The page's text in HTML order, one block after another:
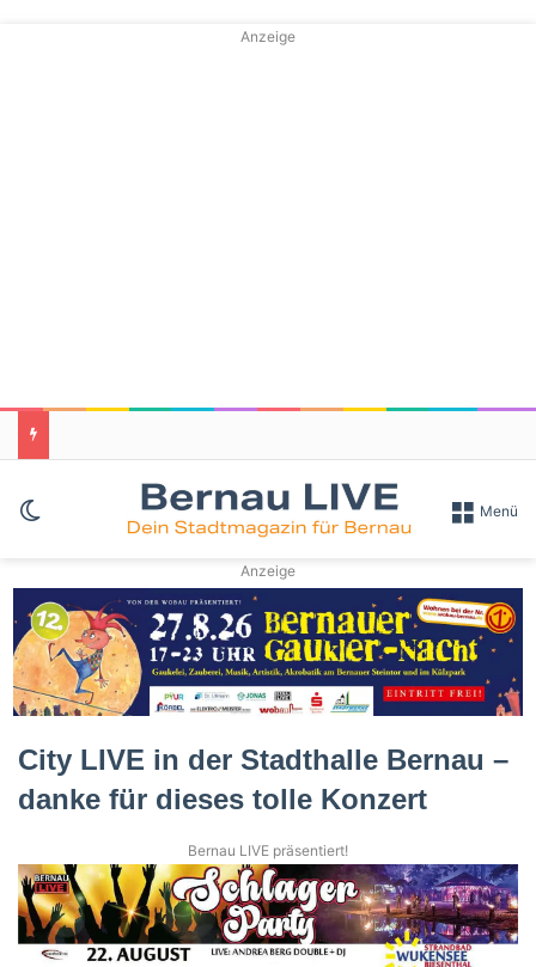
Anzeige
Skin umschalten Menü
Anzeige
City LIVE in der Stadthalle Bernau –
danke für dieses tolle Konzert
Bernau LIVE präsentiert!